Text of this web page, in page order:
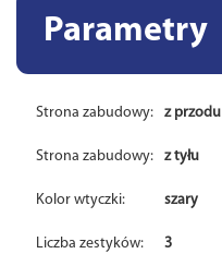
Parametry
Strona zabudowy: z przodu
Strona zabudowy: z tyłu
Kolor wtyczki: szary
Liczba zestyków: 3